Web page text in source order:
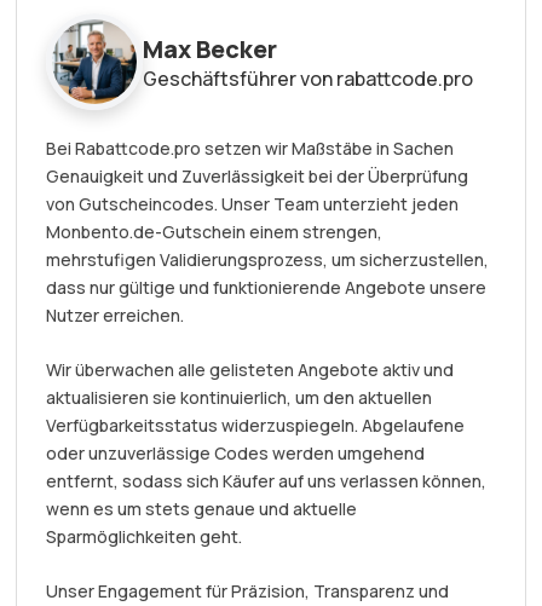
Max Becker
Geschäftsführer von rabattcode.pro
Bei Rabattcode.pro setzen wir Maßstäbe in Sachen
Genauigkeit und Zuverlässigkeit bei der Überprüfung
von Gutscheincodes. Unser Team unterzieht jeden
Monbento.de-Gutschein einem strengen,
mehrstufigen Validierungsprozess, um sicherzustellen,
dass nur gültige und funktionierende Angebote unsere
Nutzer erreichen.
Wir überwachen alle gelisteten Angebote aktiv und
aktualisieren sie kontinuierlich, um den aktuellen
Verfügbarkeitsstatus widerzuspiegeln. Abgelaufene
oder unzuverlässige Codes werden umgehend
entfernt, sodass sich Käufer auf uns verlassen können,
wenn es um stets genaue und aktuelle
Sparmöglichkeiten geht.
Unser Engagement für Präzision, Transparenz und